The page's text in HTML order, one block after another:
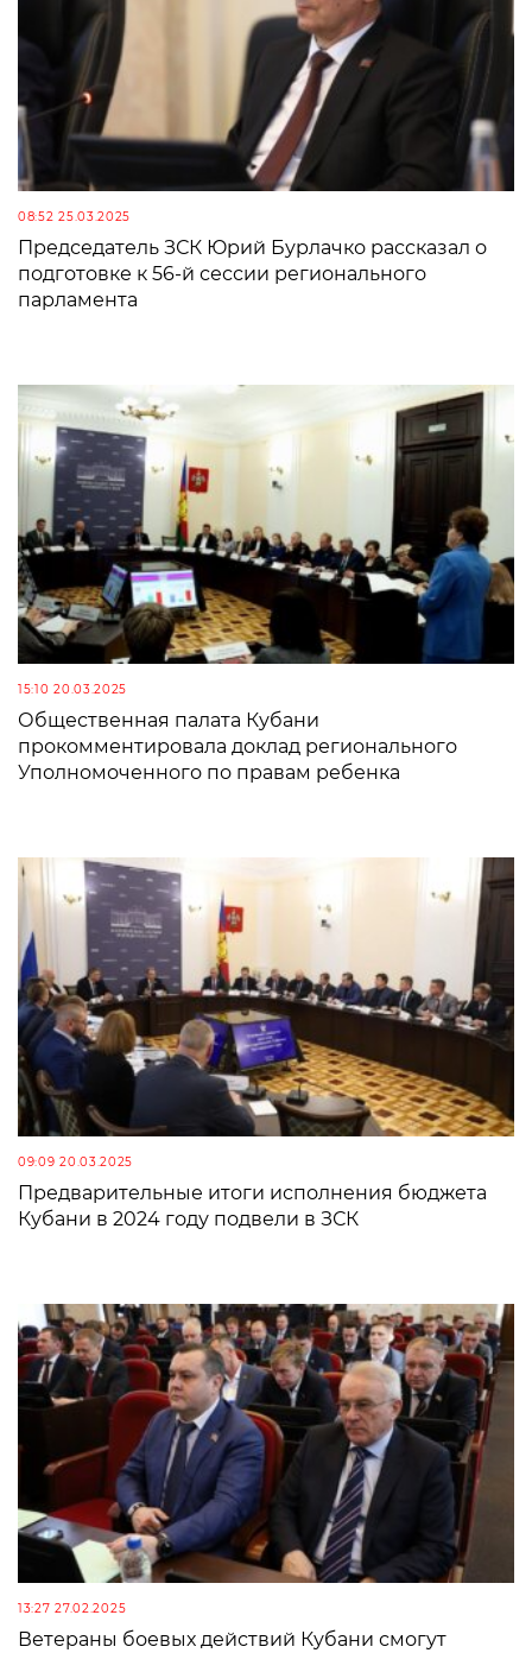
08:52 25.03.2025
Председатель ЗСК Юрий Бурлачко рассказал о
подготовке к 56-й сессии регионального
парламента
15:10 20.03.2025
Общественная палата Кубани
прокомментировала доклад регионального
Уполномоченного по правам ребенка
09:09 20.03.2025
Предварительные итоги исполнения бюджета
Кубани в 2024 году подвели в ЗСК
13:27 27.02.2025
Ветераны боевых действий Кубани смогут